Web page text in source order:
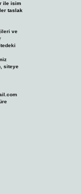
ile isim
taslak
ve
siteye